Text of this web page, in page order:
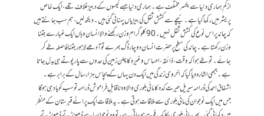
از کم ہماری دنیا سے یکسر مختلف ہے۔ہماری دنیا جسے گیسوں کے دبیز غلاف تلے، ایک خاص
پریشر میں رکھا گیا ہے۔ نیچے سے کشش ثقل کی بیڑیاں پہنائی گئی ہیں۔دیکھ لیں، ہم سب جانتے ہیں
کہ چاند پر اس نوع کی کشش ثقل نہیں۔ 90 کلو گرام وزن رکھنے والا انسان وہاں ایک غبارے جتنا
وزن رکھتا ہے۔چاند کی سطح پر حضرت انسان دو چار ڈگ بھرے تو آدھے لاہور جتنا فاصلہ طے کر
جائے۔تو طے ہوا کہ وقت ، ذائقہ، احساس وغیرہ کا چلن زمین کی حدوں سے پار پوتے ہی بدل جاتا
ہے۔ جبھی اشارہ دیا گیا کہ اخروی زندگی میں ایک دن یہاں کے پچاس ہزار سال کے برابر ہے۔
اشفاق احمد کی ڈرامہ سیریل حیرت کدہ کا مائی بلوری والا وہ ناقابلِ فراموش ڈرامہ تو سب کو یاد ہی ہو گا
جس میں ایک نوجوان کی مائی بلوری سے ملاقات ہوتی ہے۔یہ ملاقات ایک پرانے قبرستان کے منظر